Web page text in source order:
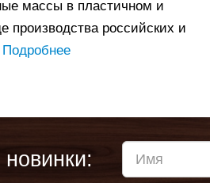
массы в пластичном и
производства российских и
Подробнее